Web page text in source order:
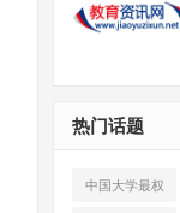
热门话题
中国大学最权